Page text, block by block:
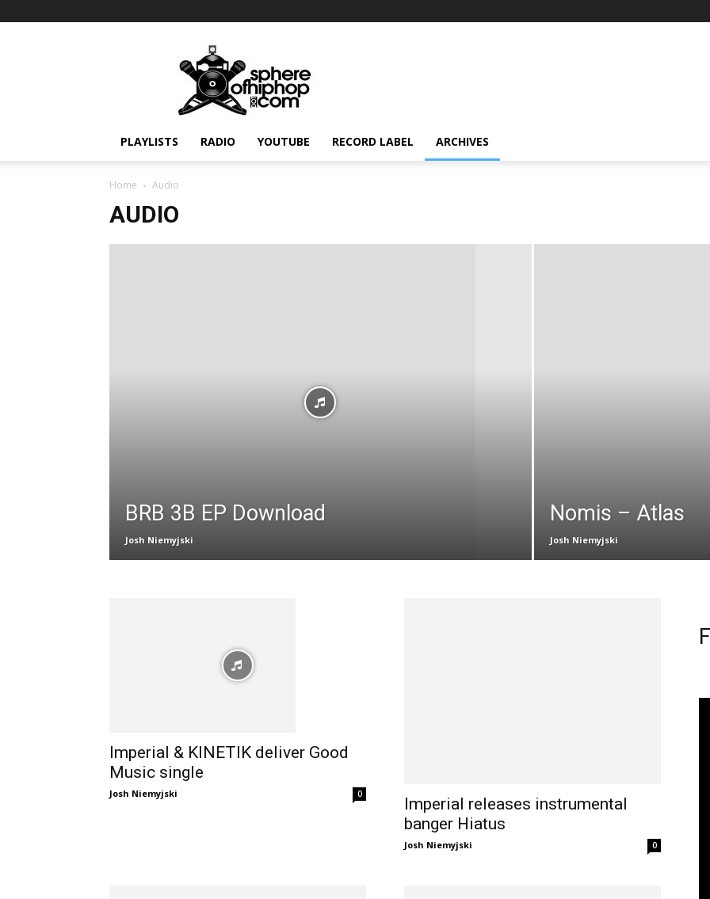
PLAYLISTS RADIO YOUTUBE RECORD LABEL ARCHIVES
Home Audio
AUDIO
BRB 3B EP Download
Josh Niemyjski
Nomis – Atlas
Josh Niemyjski
Imperial & KINETIK deliver Good
Music single
Josh Niemyjski 0
Imperial releases instrumental
banger Hiatus
Josh Niemyjski 0